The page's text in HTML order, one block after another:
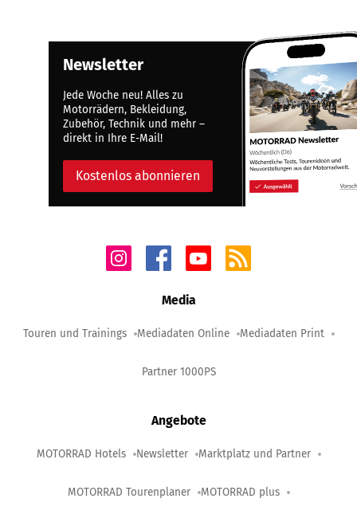
Newsletter
Jede Woche neu! Alles zu
Motorrädern, Bekleidung,
Zubehör, Technik und mehr –
direkt in Ihre E-Mail!
Kostenlos abonnieren
Media
Touren und Trainings Mediadaten Online Mediadaten Print
Partner 1000PS
Angebote
MOTORRAD Hotels Newsletter Marktplatz und Partner
MOTORRAD Tourenplaner MOTORRAD plus